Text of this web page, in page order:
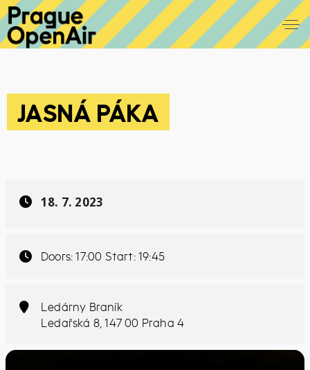
JASNÁ PÁKA
18. 7. 2023
Doors: 17:00 Start: 19:45
Ledárny Braník
Ledařská 8, 147 00 Praha 4